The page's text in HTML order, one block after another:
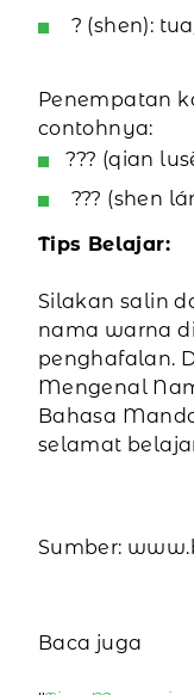
? (shen):
Penempatan
contohnya:
??? (qian
??? (shen
Tips Belajar:
Silakan salin
nama warna
penghafalan.
Mengenal
Bahasa
selamat
Sumber:
Baca juga